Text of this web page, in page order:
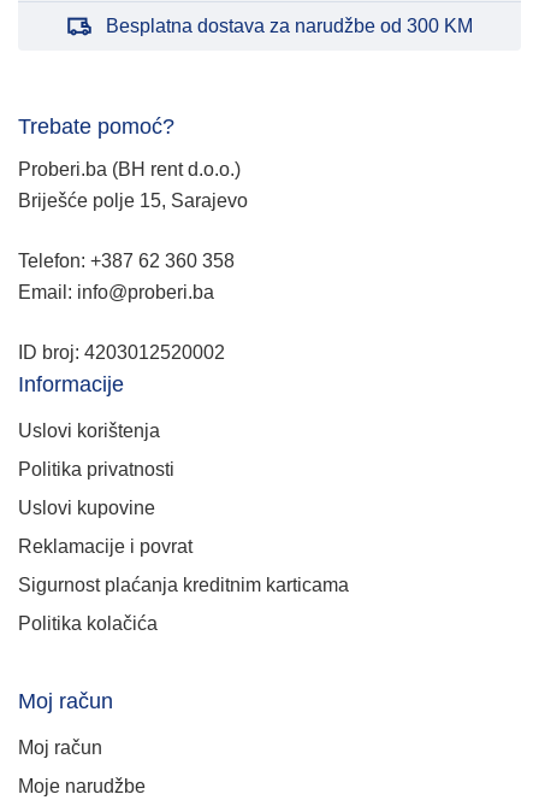
Besplatna dostava za narudžbe od 300 KM
Trebate pomoć?
Proberi.ba (BH rent d.o.o.)
Briješće polje 15, Sarajevo
Telefon: +387 62 360 358
Email: info@proberi.ba
ID broj: 4203012520002
Informacije
Uslovi korištenja
Politika privatnosti
Uslovi kupovine
Reklamacije i povrat
Sigurnost plaćanja kreditnim karticama
Politika kolačića
Moj račun
Moj račun
Moje narudžbe